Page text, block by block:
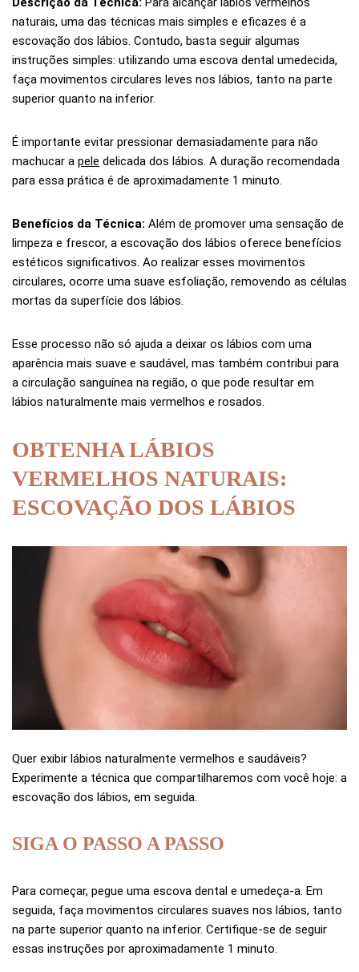
naturais, uma das técnicas mais simples e eficazes é a
escovação dos lábios. Contudo, basta seguir algumas
instruções simples: utilizando uma escova dental umedecida,
faça movimentos circulares leves nos lábios, tanto na parte
superior quanto na inferior.
É importante evitar pressionar demasiadamente para não
machucar a pele delicada dos lábios. A duração recomendada
para essa prática é de aproximadamente 1 minuto.
Benefícios da Técnica: Além de promover uma sensação de
limpeza e frescor, a escovação dos lábios oferece benefícios
estéticos significativos. Ao realizar esses movimentos
circulares, ocorre uma suave esfoliação, removendo as células
mortas da superfície dos lábios.
Esse processo não só ajuda a deixar os lábios com uma
aparência mais suave e saudável, mas também contribui para
a circulação sanguínea na região, o que pode resultar em
lábios naturalmente mais vermelhos e rosados.
OBTENHA LÁBIOS
VERMELHOS NATURAIS:
ESCOVAÇÃO DOS LÁBIOS
Quer exibir lábios naturalmente vermelhos e saudáveis?
Experimente a técnica que compartilharemos com você hoje: a
escovação dos lábios, em seguida.
SIGA O PASSO A PASSO
Para começar, pegue uma escova dental e umedeça-a. Em
seguida, faça movimentos circulares suaves nos lábios, tanto
na parte superior quanto na inferior. Certifique-se de seguir
essas instruções por aproximadamente 1 minuto.